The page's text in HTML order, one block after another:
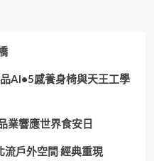
AI•5感養身椅與天王工學
業響應世界食安日
戶外空間 經典重現